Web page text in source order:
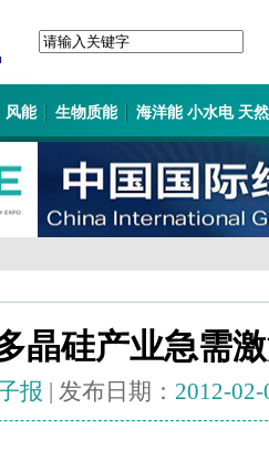
风能 生物质能 海洋能 小水电 天
晶硅产业急需
报 | 发布日期： 2012-02-